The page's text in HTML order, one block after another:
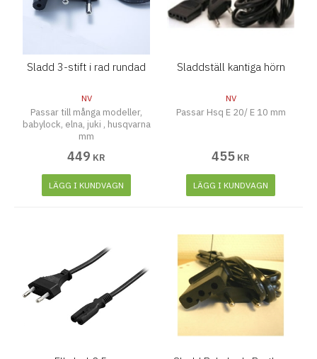
Sladd 3-stift i rad rundad
NV
Passar till många modeller,
babylock, elna, juki , husqvarna
mm
449 KR
LÄGG I KUNDVAGN
Sladdställ kantiga hörn
NV
Passar Hsq E 20/ E 10 mm
455 KR
LÄGG I KUNDVAGN